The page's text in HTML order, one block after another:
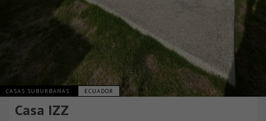
CASAS SUBURBANAS ECUADOR
Casa IZZ